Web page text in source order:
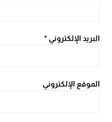
البريد الإلكتروني *
الموقع الإلكتروني